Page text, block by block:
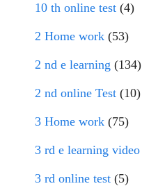
10 th online test (4)
2 Home work (53)
2 nd e learning (134)
2 nd online Test (10)
3 Home work (75)
3 rd e learning video
3 rd online test (5)